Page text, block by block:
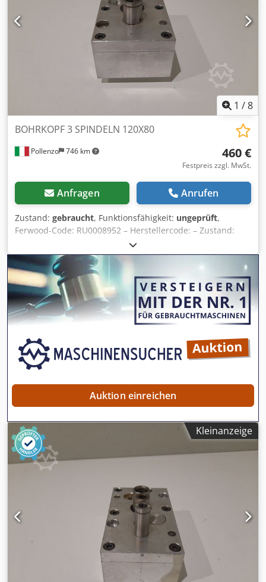
Artikel Zubehör für Ihre Werkstatt Sie wollen Maschinen
Produktionslinien oder Ihren Betrieb verkaufen, dann
sprechen Sie uns an. Weitere Angebote finden Sie auf
unserer Webseite. Besichtigungen sind nach Absprache
möglich. Wir freuen uns auf Ihren Besuch. Ihr Markus
1 /8
Pollenzo 746 km
BOHRKOPF 3 SPINDELN 120X80
460 €
Festpreis zzgl. MwSt.
Anfragen Anrufen
Zustand: gebraucht, Funktionsfähigkeit: ungeprüft,
Ferwood-Code: RU0008952 – Herstellercode: – Zustand:
Gebraucht – Funktionalität: Nicht geprüft – Kompatible
Maschine: BIESSE TECHNO FDT BOHRMASCHINE – TECHNO
F – TECHNO S – Bei Interesse bieten wir einen
Revisionsservice an, kontaktieren Sie uns. Codpfxov Hp Rys
Ak Tsha
Auktion einreichen
Kleinanzeige